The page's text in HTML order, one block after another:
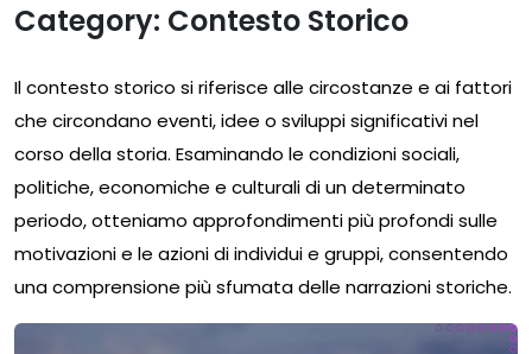
Category: Contesto Storico
Il contesto storico si riferisce alle circostanze e ai fattori
che circondano eventi, idee o sviluppi significativi nel
corso della storia. Esaminando le condizioni sociali,
politiche, economiche e culturali di un determinato
periodo, otteniamo approfondimenti più profondi sulle
motivazioni e le azioni di individui e gruppi, consentendo
una comprensione più sfumata delle narrazioni storiche.